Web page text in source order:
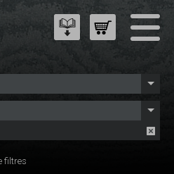
filtres